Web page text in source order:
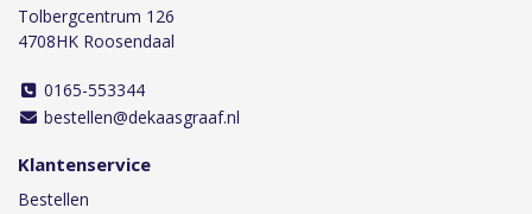
Tolbergcentrum 126
4708HK Roosendaal
0165-553344
bestellen@dekaasgraaf.nl
Klantenservice
Bestellen